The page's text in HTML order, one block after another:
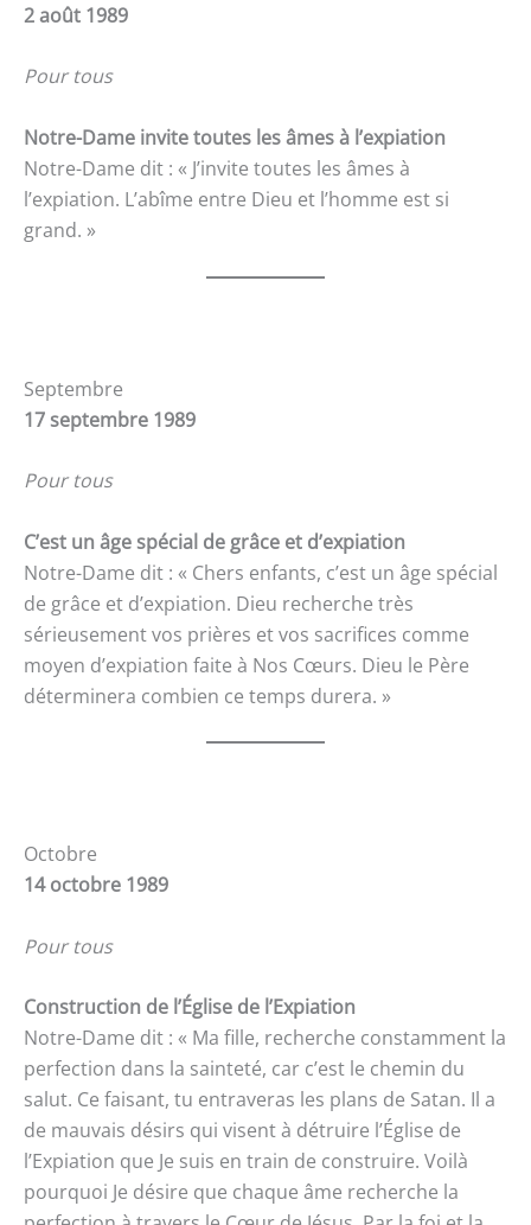
2 août 1989
Pour tous
Notre-Dame invite toutes les âmes à l’expiation
Notre-Dame dit : « J’invite toutes les âmes à
l’expiation. L’abîme entre Dieu et l’homme est si
grand. »
Septembre
17 septembre 1989
Pour tous
C’est un âge spécial de grâce et d’expiation
Notre-Dame dit : « Chers enfants, c’est un âge spécial
de grâce et d’expiation. Dieu recherche très
sérieusement vos prières et vos sacrifices comme
moyen d’expiation faite à Nos Cœurs. Dieu le Père
déterminera combien ce temps durera. »
Octobre
14 octobre 1989
Pour tous
Construction de l’Église de l’Expiation
Notre-Dame dit : « Ma fille, recherche constamment la
perfection dans la sainteté, car c’est le chemin du
salut. Ce faisant, tu entraveras les plans de Satan. Il a
de mauvais désirs qui visent à détruire l’Église de
l’Expiation que Je suis en train de construire. Voilà
pourquoi Je désire que chaque âme recherche la